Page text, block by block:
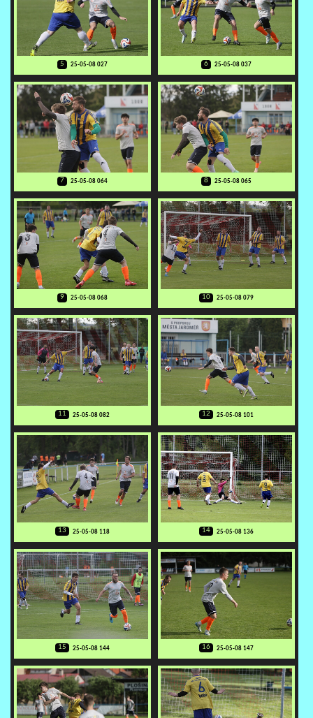
5 25-05-08 027 6 25-05-08 037
7 25-05-08 064 8 25-05-08 065
9 25-05-08 068 10 25-05-08 079
11 25-05-08 082 12 25-05-08 101
13 25-05-08 118 14 25-05-08 136
15 25-05-08 144 16 25-05-08 147